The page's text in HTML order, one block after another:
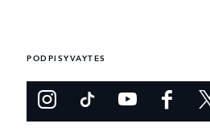
PODPISYVAYTES